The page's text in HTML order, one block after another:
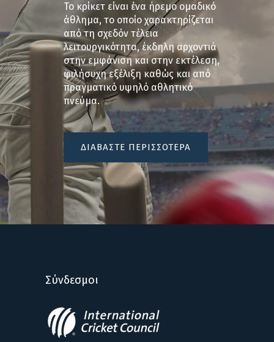
Το κρίκετ είναι ένα ήρεμο ομαδικό
άθλημα, το οποίο χαρακτηρίζεται
από τη σχεδόν τέλεια
λειτουργικότητα, έκδηλη αρχοντιά
στην εμφάνιση και στην εκτέλεση,
φιλήσυχη εξέλιξη καθώς και από
πραγματικό υψηλό αθλητικό
πνεύμα.
ΔΙΑΒΑΣΤΕ ΠΕΡΙΣΣΟΤΕΡΑ
Σύνδεσμοι